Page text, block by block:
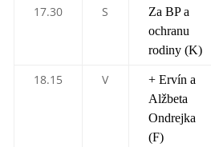
17.30 S
Za BP a
ochranu
rodiny (K)
18.15 V
+ Ervín a
Alžbeta
Ondrejka
(F)